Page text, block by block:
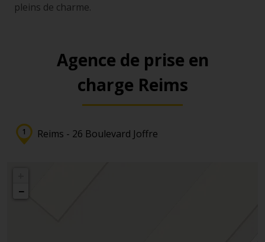
pleins de charme.
Agence de prise en
charge Reims
Reims - 26 Boulevard Joffre
−